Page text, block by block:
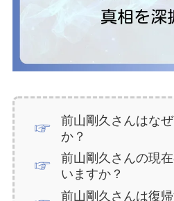
前山剛久さんはな
か？
前山剛久さんの現
いますか？
前山剛久さんは復